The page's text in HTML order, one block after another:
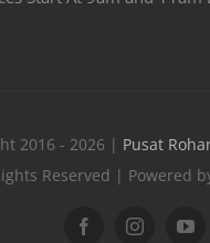
2016 - 2026 | Pusat
Reserved | Powered